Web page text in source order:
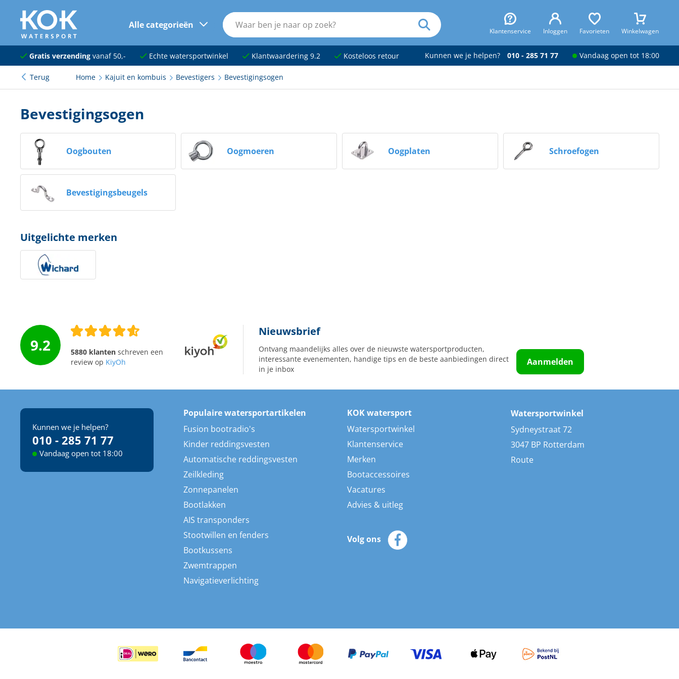
naar hoofdinhoud
Alle categorieën
Klantenservice Inloggen Favorieten Winkelwagen
Navigatie
Dekuitrusting
Onderhoud en verf
Elektra
Kleding en schoenen
Sanitair
Techniek en motor
Tuigage en dekbeslag
Meubels en lifestyle
SALE
Gratis verzendingvanaf 50,- Echte watersportwinkel Klantwaardering 9.2 Kosteloos retour Kunnen we je helpen? 010 - 285 71 77 Vandaag open tot 18:00
Terug Home Kajuit en kombuis Bevestigers Bevestigingsogen
Bevestigingsogen
Oogbouten Oogmoeren Oogplaten Schroefogen
Bevestigingsbeugels
Uitgelichte merken
9.2 5880 klantenschreven een
review op KiyOh
Nieuwsbrief
Ontvang maandelijks alles over de nieuwste watersportproducten,
interessante evenementen, handige tips en de beste aanbiedingen direct
in je inbox
Aanmelden
Kunnen we je helpen?
010 - 285 71 77
Vandaag open tot 18:00
Populaire watersportartikelen
Fusion bootradio's
Kinder reddingsvesten
Automatische reddingsvesten
Zeilkleding
Zonnepanelen
Bootlakken
AIS transponders
Stootwillen en fenders
Bootkussens
Zwemtrappen
Navigatieverlichting
KOK watersport
Watersportwinkel
Klantenservice
Merken
Bootaccessoires
Vacatures
Advies & uitleg
Volg ons
Watersportwinkel
Sydneystraat 72
3047 BP Rotterdam
Route